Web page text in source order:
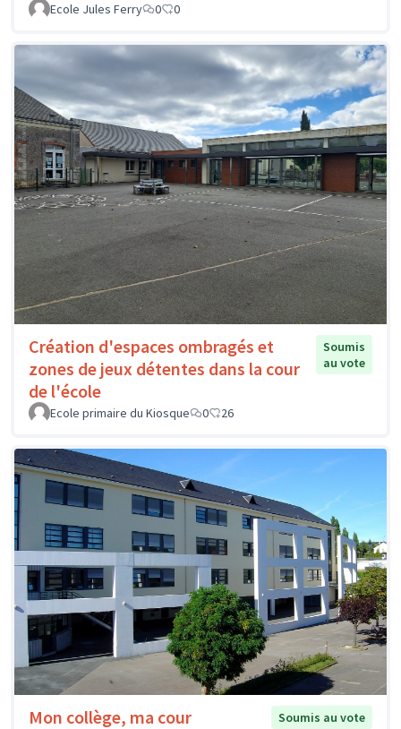
Ecole Jules Ferry
0 0
Création d'espaces ombragés et
zones de jeux détentes dans la cour
de l'école
Soumis
au vote
Ecole primaire du Kiosque 0 26
Mon collège, ma cour
Soumis au vote